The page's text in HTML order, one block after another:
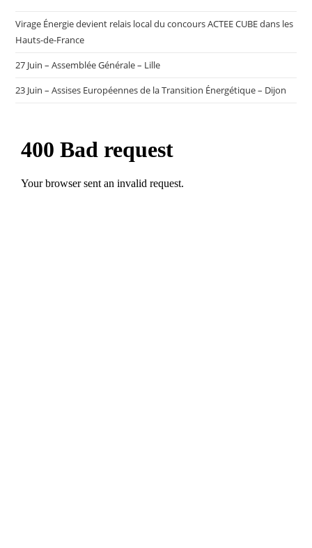
Virage Énergie devient relais local du concours ACTEE CUBE dans les
Hauts-de-France
27 Juin – Assemblée Générale – Lille
23 Juin – Assises Européennes de la Transition Énergétique – Dijon